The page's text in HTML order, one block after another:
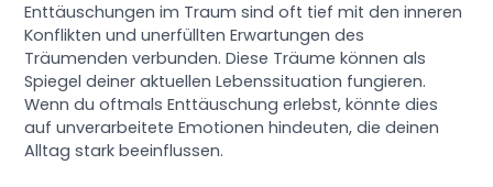
Enttäuschungen im Traum sind oft tief mit den inneren
Konflikten und unerfüllten Erwartungen des
Träumenden verbunden. Diese Träume können als
Spiegel deiner aktuellen Lebenssituation fungieren.
Wenn du oftmals Enttäuschung erlebst, könnte dies
auf unverarbeitete Emotionen hindeuten, die deinen
Alltag stark beeinflussen.